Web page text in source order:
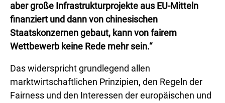
aber große Infrastrukturprojekte aus EU-Mitteln
finanziert und dann von chinesischen
Staatskonzernen gebaut, kann von fairem
Wettbewerb keine Rede mehr sein.“
Das widerspricht grundlegend allen
marktwirtschaftlichen Prinzipien, den Regeln der
Fairness und den Interessen der europäischen und